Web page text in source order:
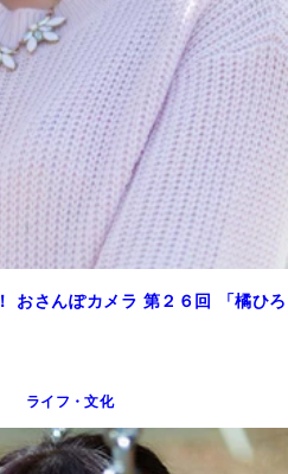
おさんぽカメラ 第２６回 「橘ひろ
ライフ・文化